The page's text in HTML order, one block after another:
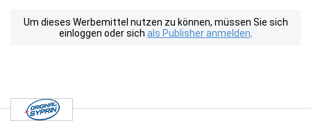
Um dieses Werbemittel nutzen zu können, müssen Sie sich
einloggen oder sich als Publisher anmelden